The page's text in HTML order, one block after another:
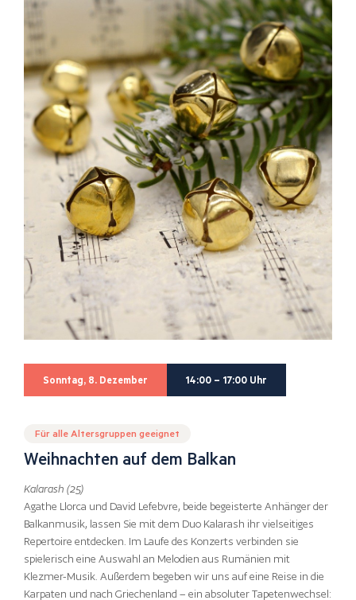
Sonntag, 8. Dezember 14:00 – 17:00 Uhr
Für alle Altersgruppen geeignet
Weihnachten auf dem Balkan
Kalarash (25)
Agathe Llorca und David Lefebvre, beide begeisterte Anhänger der
Balkanmusik, lassen Sie mit dem Duo Kalarash ihr vielseitiges
Repertoire entdecken. Im Laufe des Konzerts verbinden sie
spielerisch eine Auswahl an Melodien aus Rumänien mit
Klezmer-Musik. Außerdem begeben wir uns auf eine Reise in die
Karpaten und nach Griechenland – ein absoluter Tapetenwechsel: